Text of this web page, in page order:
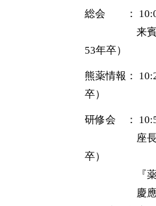
総会 ： 10:00
来賓挨拶
53年卒）
熊薬情報：
卒）
研修会 ：
座長 第一
卒）
『薬剤師に
慶應義塾